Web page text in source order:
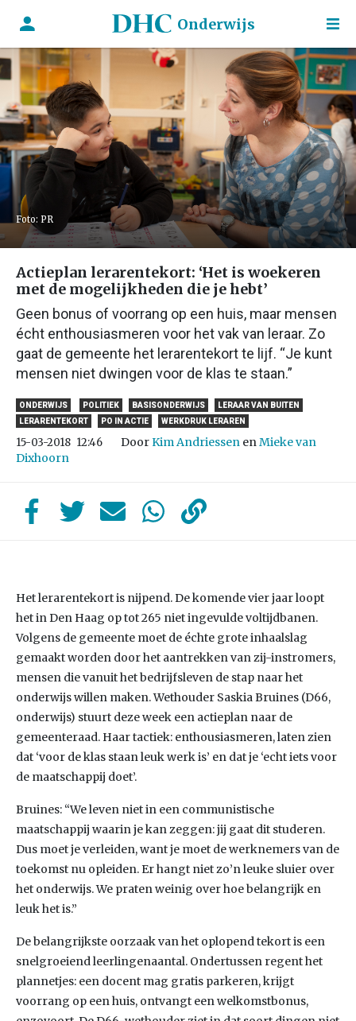
Onderwijs
Foto: PR
Actieplan lerarentekort: ‘Het is woekeren
met de mogelijkheden die je hebt’
Geen bonus of voorrang op een huis, maar mensen
écht enthousiasmeren voor het vak van leraar. Zo
gaat de gemeente het lerarentekort te lijf. “Je kunt
mensen niet dwingen voor de klas te staan.”
ONDERWIJS POLITIEK BASISONDERWIJS
LERAAR VAN BUITEN
LERARENTEKORT
PO IN ACTIE WERKDRUK LERAREN
15-03-2018 12:46 DoorKim Andriessen enMieke van
Dixhoorn
Het lerarentekort is nijpend. De komende vier jaar loopt
het in Den Haag op tot 265 niet ingevulde voltijdbanen.
Volgens de gemeente moet de échte grote inhaalslag
gemaakt worden door het aantrekken van zij-instromers,
mensen die vanuit het bedrijfsleven de stap naar het
onderwijs willen maken. Wethouder Saskia Bruines (D66,
onderwijs) stuurt deze week een actieplan naar de
gemeenteraad. Haar tactiek: enthousiasmeren, laten zien
dat ‘voor de klas staan leuk werk is’ en dat je ‘echt iets voor
de maatschappij doet’.
Bruines: “We leven niet in een communistische
maatschappij waarin je kan zeggen: jij gaat dit studeren.
Dus moet je verleiden, want je moet de werknemers van de
toekomst nu opleiden. Er hangt niet zo’n leuke sluier over
het onderwijs. We praten weinig over hoe belangrijk en
leuk het is.”
De belangrijkste oorzaak van het oplopend tekort is een
snelgroeiend leerlingenaantal. Ondertussen regent het
plannetjes: een docent mag gratis parkeren, krijgt
voorrang op een huis, ontvangt een welkomstbonus,